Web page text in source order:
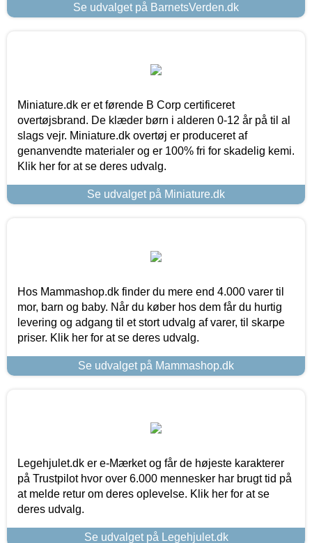
Se udvalget på BarnetsVerden.dk
Miniature.dk er et førende B Corp certificeret
overtøjsbrand. De klæder børn i alderen 0-12 år på til al
slags vejr. Miniature.dk overtøj er produceret af
genanvendte materialer og er 100% fri for skadelig kemi.
Klik her for at se deres udvalg.
Se udvalget på Miniature.dk
Hos Mammashop.dk finder du mere end 4.000 varer til
mor, barn og baby. Når du køber hos dem får du hurtig
levering og adgang til et stort udvalg af varer, til skarpe
priser. Klik her for at se deres udvalg.
Se udvalget på Mammashop.dk
Legehjulet.dk er e-Mærket og får de højeste karakterer
på Trustpilot hvor over 6.000 mennesker har brugt tid på
at melde retur om deres oplevelse. Klik her for at se
deres udvalg.
Se udvalget på Legehjulet.dk